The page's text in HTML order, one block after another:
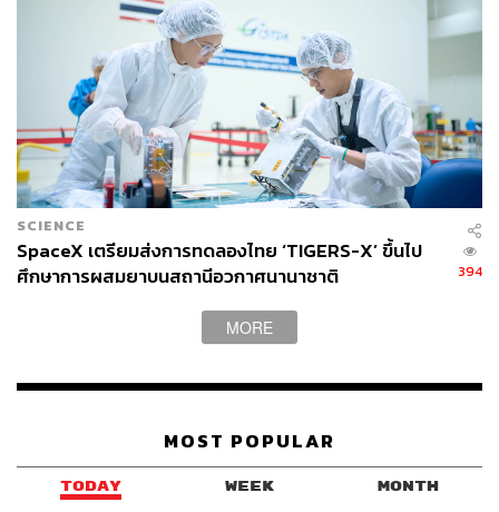
SCIENCE
SpaceX เตรียมส่งการทดลองไทย ‘TIGERS-X’ ขึ้นไป
ศึกษาการผสมยาบนสถานีอวกาศนานาชาติ
394
MORE
MOST POPULAR
TODAY WEEK MONTH